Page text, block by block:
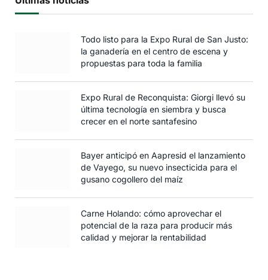
Todo listo para la Expo Rural de San Justo:
la ganadería en el centro de escena y
propuestas para toda la familia
Expo Rural de Reconquista: Giorgi llevó su
última tecnología en siembra y busca
crecer en el norte santafesino
Bayer anticipó en Aapresid el lanzamiento
de Vayego, su nuevo insecticida para el
gusano cogollero del maíz
Carne Holando: cómo aprovechar el
potencial de la raza para producir más
calidad y mejorar la rentabilidad